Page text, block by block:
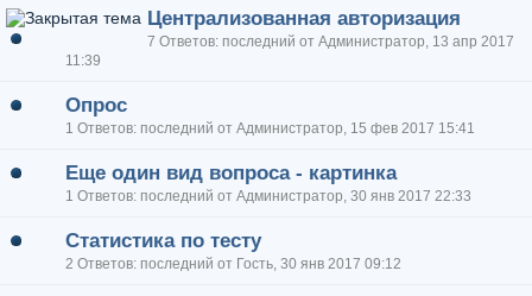
Централизованная авторизация
7 Ответов: последний от Администратор, 13 апр 2017
11:39
Опрос
1 Ответов: последний от Администратор, 15 фев 2017 15:41
Еще один вид вопроса - картинка
1 Ответов: последний от Администратор, 30 янв 2017 22:33
Статистика по тесту
2 Ответов: последний от Гость, 30 янв 2017 09:12